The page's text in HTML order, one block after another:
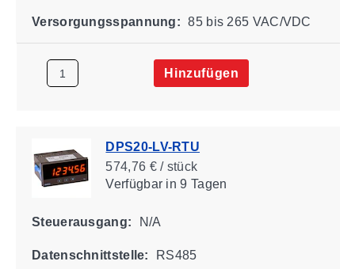
Versorgungsspannung: 85 bis 265 VAC/VDC
Hinzufügen
DPS20-LV-RTU
574,76 € / stück
Verfügbarin 9 Tagen
Steuerausgang: N/A
Datenschnittstelle: RS485